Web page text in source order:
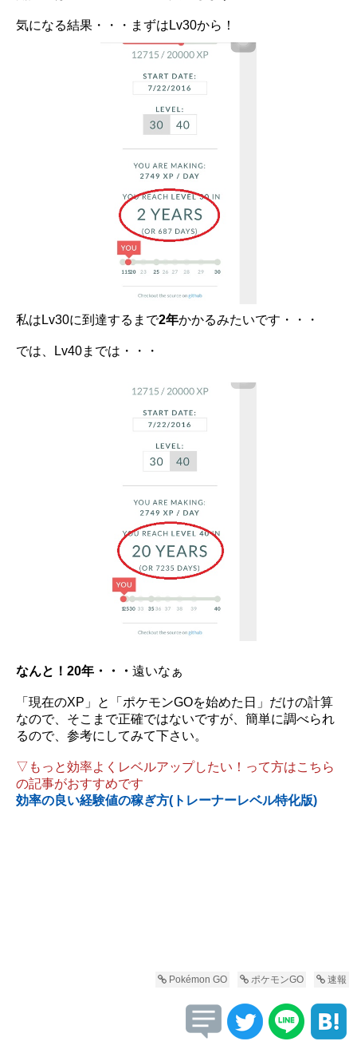
気になる結果・・・まずはLv30から！
私はLv30に到達するまで2年かかるみたいです・・・
では、Lv40までは・・・
なんと！20年・・・ 遠いなぁ
「現在のXP」と「ポケモンGOを始めた日」だけの計算
なので、そこまで正確ではないですが、簡単に調べられ
るので、参考にしてみて下さい。
▽もっと効率よくレベルアップしたい！って方はこちら
の記事がおすすめです
効率の良い経験値の稼ぎ方(トレーナーレベル特化版)
Pokémon GO ポケモンGO 速報